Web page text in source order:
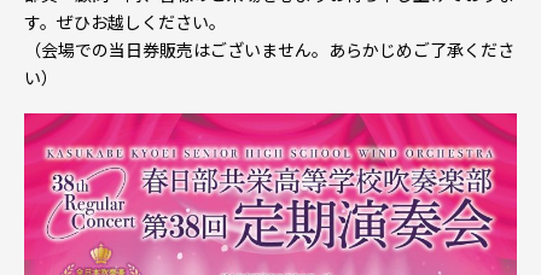
す。ぜひお越しください。
（会場での当日券販売はございません。あらかじめご了承くださ
い）